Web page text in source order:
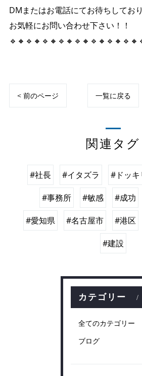
DMまたはお電話にてお待ちしてお
お気軽にお問い合わせ下さい！！
< 前のページ 一覧に戻る
関連タグ
#社長 #イタズラ #ドッキ
#事務所 #敏感 #成功
#愛知県 #名古屋市 #港区
#建設
カテゴリー
全てのカテゴリー
ブログ